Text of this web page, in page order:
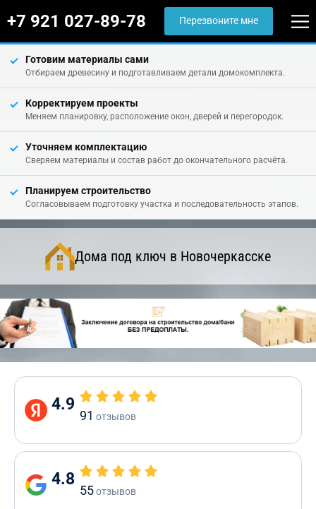
+7 921 027-89-78 Перезвоните мне
Готовим материалы сами
Отбираем древесину и подготавливаем детали домокомплекта.
Корректируем проекты
Меняем планировку, расположение окон, дверей и перегородок.
Уточняем комплектацию
Сверяем материалы и состав работ до окончательного расчёта.
Планируем строительство
Согласовываем подготовку участка и последовательность этапов.
Дома под ключ в Новочеркасске
4.9
91 отзывов
4.8
55отзывов